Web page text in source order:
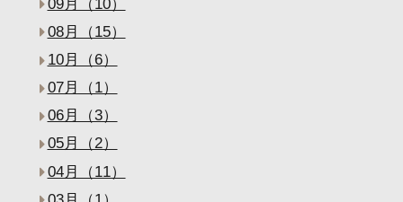
09月（10）
08月（15）
10月（6）
07月（1）
06月（3）
05月（2）
04月（11）